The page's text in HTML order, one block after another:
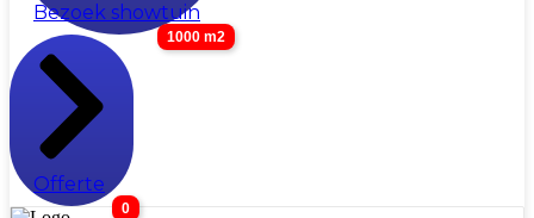
Bezoek showtuin
1000 m2
Offerte
0